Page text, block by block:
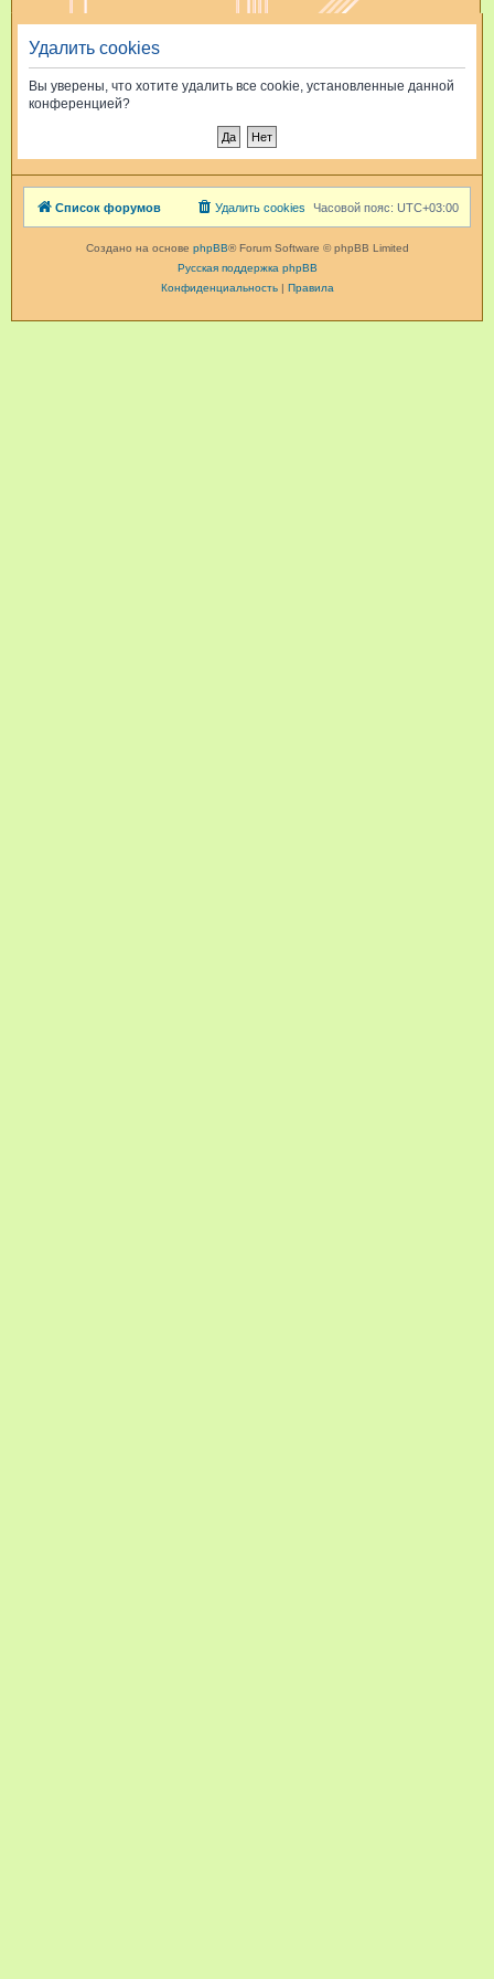
и
Удалить cookies
Вы уверены, что хотите удалить все cookie, установленные данной
конференцией?
Список форумов Часовой пояс: UTC+03:00
Удалить cookies
Создано на основе phpBB® Forum Software © phpBB Limited
Русская поддержка phpBB
Конфиденциальность| Правила